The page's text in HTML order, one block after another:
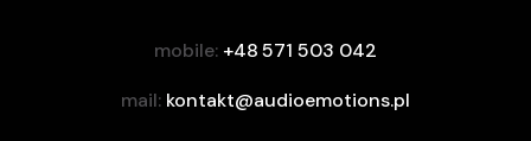
mobile: +48 571 503 042
mail: kontakt@audioemotions.pl